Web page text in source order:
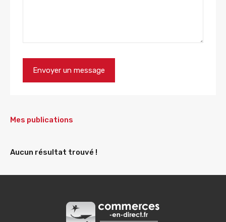
Mes publications
Aucun résultat trouvé !